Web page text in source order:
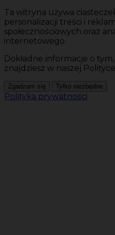
Ta witryna używa
personalizacji treści i
społecznościowych oraz
internetowego.
Dokładne informacje o
znajdziesz w naszej
Zgadzam się Tylko niezbędne
Polityka prywatności